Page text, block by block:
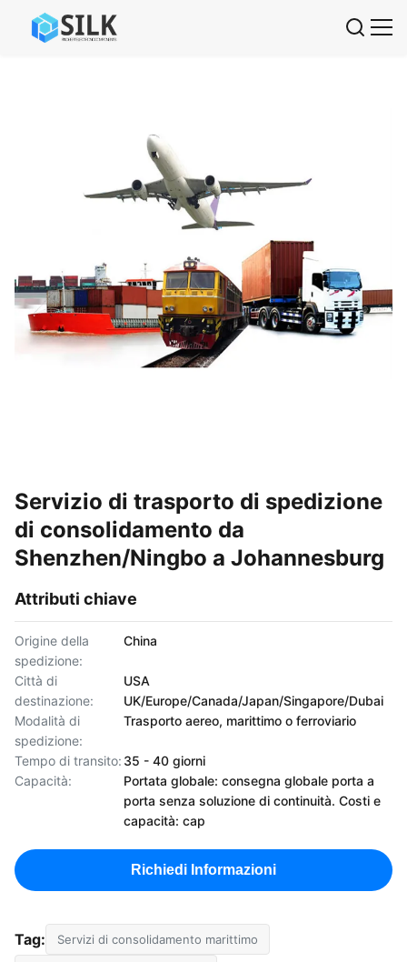
Servizio di trasporto di spedizione
di consolidamento da
Shenzhen/Ningbo a Johannesburg
Attributi chiave
Origine della
spedizione:
China
Città di
destinazione:
USA
UK/Europe/Canada/Japan/Singapore/Dubai
Modalità di
spedizione:
Trasporto aereo, marittimo o ferroviario
Tempo di transito: 35 - 40 giorni
Capacità:
Portata globale: consegna globale porta a
porta senza soluzione di continuità. Costi e
capacità: cap
Richiedi Informazioni
Tag: Servizi di consolidamento marittimo